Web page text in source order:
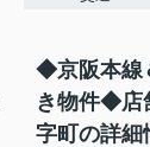
◆京阪本線
き物件◆店
字町の詳細